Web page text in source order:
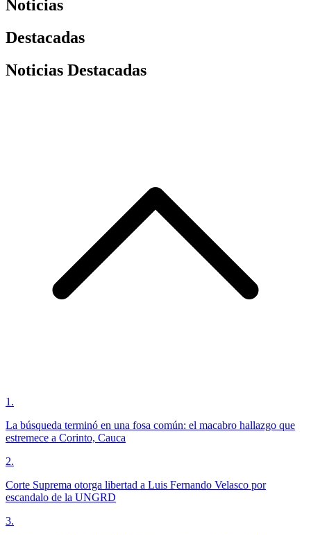
Noticias
Destacadas
Noticias Destacadas
1 .
La búsqueda terminó en una fosa común: el macabro hallazgo que
estremece a Corinto, Cauca
2.
Corte Suprema otorga libertad a Luis Fernando Velasco por
escandalo de la UNGRD
3.